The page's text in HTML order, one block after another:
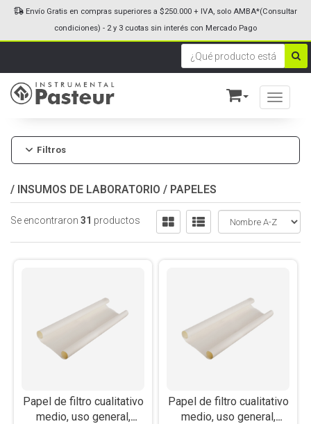
Toggle
Envío Gratis en compras superiores a $250.000 + IVA, solo AMBA*(Consultar
condiciones) - 2 y 3 cuotas sin interés con Mercado Pago
Filtros
/ INSUMOS DE LABORATORIO / PAPELES
Se encontraron 31 productos
Papel de filtro cualitativo
medio, uso general,
Papel de filtro cualitativo
medio, uso general,